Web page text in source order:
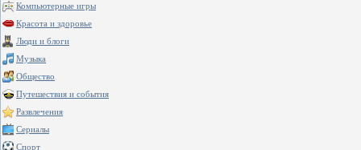
Компьютерные игры
Красота и здоровье
Люди и блоги
Музыка
Общество
Путешествия и события
Развлечения
Сериалы
Спорт